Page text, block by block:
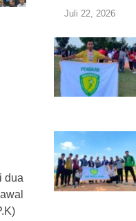
dua
Juli 22, 2026